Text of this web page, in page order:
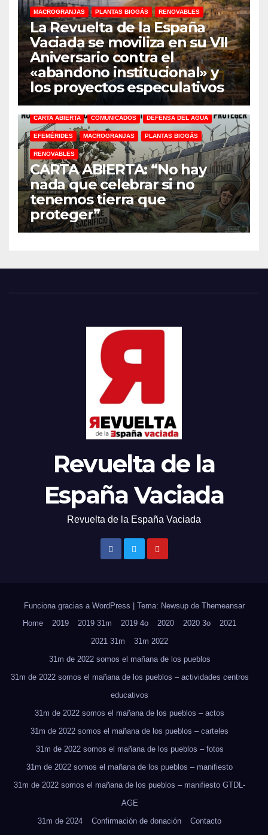
MACROGRANJAS PLANTAS BIOGÁS RENOVABLES
La Revuelta de la España
Vaciada se moviliza en su VII
Aniversario contra el
«abandono institucional» y
los proyectos especulativos
CARTA ABIERTA COMUNICADOS DEFENSA DEL AGUA
EFEMÉRIDES MACROGRANJAS PLANTAS BIOGÁS
RENOVABLES
CARTA ABIERTA: “No hay
nada que celebrar si no
tenemos tierra que
proteger”
Revuelta de la
España Vaciada
Revuelta de la España Vaciada
Funciona gracias a WordPress | Tema: Newsup de Themeansar
Home
2019 2019 31m 2019 4o 2020 2020 3o
2021
2021 31m
31m 2022
31m de 2022 somos el mañana de los pueblos
31m de 2022 somos el mañana de los pueblos – actividades centros
educativos
31m de 2022 somos el mañana de los pueblos – actos
31m de 2022 somos el mañana de los pueblos – carteles
31m de 2022 somos el mañana de los pueblos – fotos
31m de 2022 somos el mañana de los pueblos – manifiesto
31m de 2022 somos el mañana de los pueblos – manifiesto GTDL-
AGE
31m de 2024
Confirmación de donación
Contacto